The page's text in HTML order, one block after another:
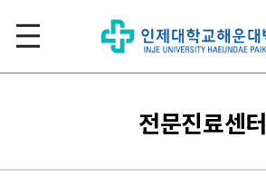
전문진료센터